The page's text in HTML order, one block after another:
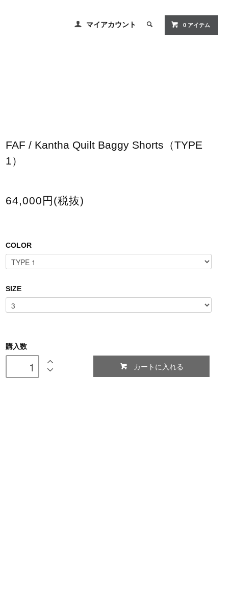
マイアカウント 0 アイテム
FAF / Kantha Quilt Baggy Shorts（TYPE
1）
64,000円(税抜)
COLOR
SIZE
購入数
カートに入れる